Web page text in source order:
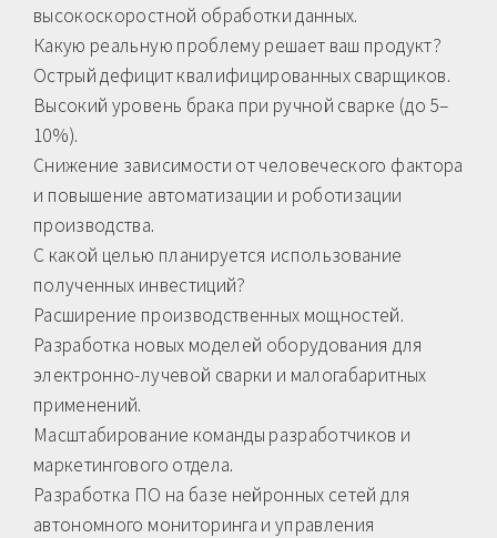
высокоскоростной обработки данных.
Какую реальную проблему решает ваш продукт?
Острый дефицит квалифицированных сварщиков.
Высокий уровень брака при ручной сварке (до 5–
10%).
Снижение зависимости от человеческого фактора
и повышение автоматизации и роботизации
производства.
С какой целью планируется использование
полученных инвестиций?
Расширение производственных мощностей.
Разработка новых моделей оборудования для
электронно-лучевой сварки и малогабаритных
применений.
Масштабирование команды разработчиков и
маркетингового отдела.
Разработка ПО на базе нейронных сетей для
автономного мониторинга и управления